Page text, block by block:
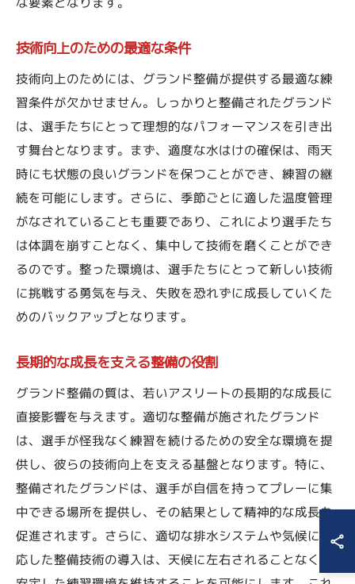
技術向上のための最適な条件
技術向上のためには、グランド整備が提供する最適な練
習条件が欠かせません。しっかりと整備されたグランド
は、選手たちにとって理想的なパフォーマンスを引き出
す舞台となります。まず、適度な水はけの確保は、雨天
時にも状態の良いグランドを保つことができ、練習の継
続を可能にします。さらに、季節ごとに適した温度管理
がなされていることも重要であり、これにより選手たち
は体調を崩すことなく、集中して技術を磨くことができ
るのです。整った環境は、選手たちにとって新しい技術
に挑戦する勇気を与え、失敗を恐れずに成長していくた
めのバックアップとなります。
長期的な成長を支える整備の役割
グランド整備の質は、若いアスリートの長期的な成長に
直接影響を与えます。適切な整備が施されたグランド
は、選手が怪我なく練習を続けるための安全な環境を提
供し、彼らの技術向上を支える基盤となります。特に、
整備されたグランドは、選手が自信を持ってプレーに集
中できる場所を提供し、その結果として精神的な成長も
促進されます。さらに、適切な排水システムや気候に対
応した整備技術の導入は、天候に左右されることなく、